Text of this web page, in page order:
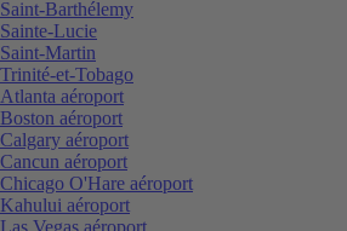
Saint-Barthélemy
Sainte-Lucie
Saint-Martin
Trinité-et-Tobago
Atlanta aéroport
Boston aéroport
Calgary aéroport
Cancun aéroport
Chicago O'Hare aéroport
Kahului aéroport
Las Vegas aéroport